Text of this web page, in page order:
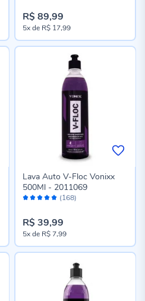
R$ 89,99
5xde R$ 17,99
Avaliação: (168)
Lava Auto V-Floc Vonixx
500Ml - 2011069
R$ 39,99
5xde R$ 7,99